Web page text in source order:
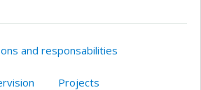
and responsabilities
Projects